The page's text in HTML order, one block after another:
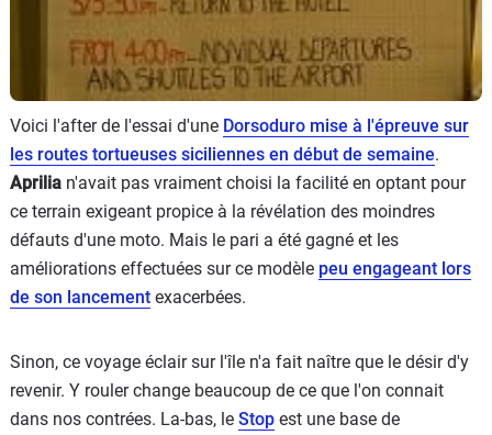
Voici l'after de l'essai d'une Dorsoduro mise à l'épreuve sur
les routes tortueuses siciliennes en début de semaine.
Aprilia n'avait pas vraiment choisi la facilité en optant pour
ce terrain exigeant propice à la révélation des moindres
défauts d'une moto. Mais le pari a été gagné et les
améliorations effectuées sur ce modèle peu engageant lors
de son lancement exacerbées.
Sinon, ce voyage éclair sur l'île n'a fait naître que le désir d'y
revenir. Y rouler change beaucoup de ce que l'on connait
dans nos contrées. La-bas, le Stop est une base de